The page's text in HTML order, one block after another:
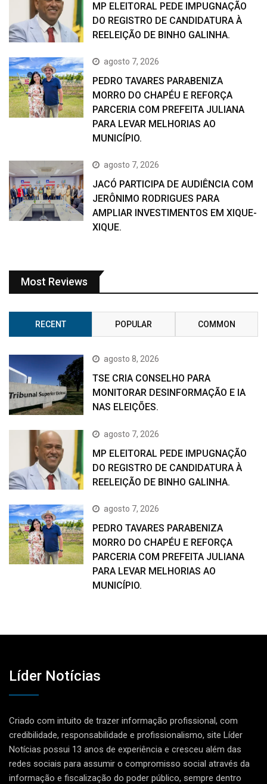
MP ELEITORAL PEDE IMPUGNAÇÃO
DO REGISTRO DE CANDIDATURA À
REELEIÇÃO DE BINHO GALINHA.
agosto 7, 2026
PEDRO TAVARES PARABENIZA
MORRO DO CHAPÉU E REFORÇA
PARCERIA COM PREFEITA JULIANA
PARA LEVAR MELHORIAS AO
MUNICÍPIO.
agosto 7, 2026
JACÓ PARTICIPA DE AUDIÊNCIA COM
JERÔNIMO RODRIGUES PARA
AMPLIAR INVESTIMENTOS EM XIQUE-
XIQUE.
Most Reviews
RECENT POPULAR COMMON
agosto 8, 2026
TSE CRIA CONSELHO PARA
MONITORAR DESINFORMAÇÃO E IA
NAS ELEIÇÕES.
agosto 7, 2026
MP ELEITORAL PEDE IMPUGNAÇÃO
DO REGISTRO DE CANDIDATURA À
REELEIÇÃO DE BINHO GALINHA.
agosto 7, 2026
PEDRO TAVARES PARABENIZA
MORRO DO CHAPÉU E REFORÇA
PARCERIA COM PREFEITA JULIANA
PARA LEVAR MELHORIAS AO
MUNICÍPIO.
Líder Notícias
Criado com intuito de trazer informação profissional, com
credibilidade, responsabilidade e profissionalismo, site Líder
Notícias possui 13 anos de experiência e cresceu além das
redes sociais para assumir o compromisso social através da
informação e fiscalização do poder público, sempre dentro